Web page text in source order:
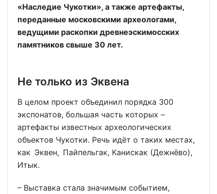
«Наследие Чукотки», а также артефакты,
переданные московскими археологами,
ведущими раскопки древнеэскимосских
памятников свыше 30 лет.
Не только из Эквена
В целом проект объединил порядка 300
экспонатов, большая часть которых –
артефакты известных археологических
объектов Чукотки. Речь идёт о таких местах,
как Эквен, Пайпельгак, Канискак (Дежнёво),
Итык.
– Выставка стала значимым событием,